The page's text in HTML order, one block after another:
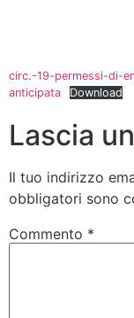
circ.-19-permessi-di-
anticipata
Download
Lascia
Il tuo indirizzo
obbligatori sono
Commento *